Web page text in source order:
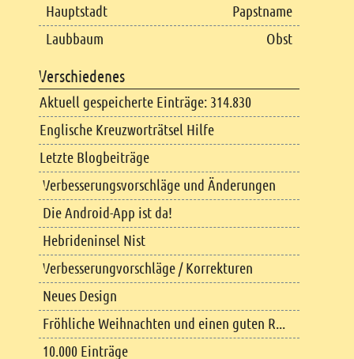
Hauptstadt
Papstname
Laubbaum
Obst
Verschiedenes
Aktuell gespeicherte Einträge: 314.830
Englische Kreuzworträtsel Hilfe
Letzte Blogbeiträge
Verbesserungsvorschläge und Änderungen
Die Android-App ist da!
Hebrideninsel Nist
Verbesserungvorschläge / Korrekturen
Neues Design
Fröhliche Weihnachten und einen guten R...
10.000 Einträge